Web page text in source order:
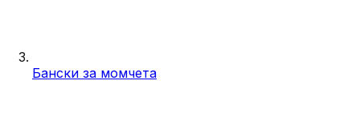
Бански за момчета